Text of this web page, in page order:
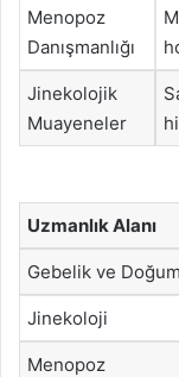
Menopoz
Danışmanlığı
Jinekolojik
Muayeneler
Uzmanlık Alanı
Gebelik ve Doğum
Jinekoloji
Menopoz